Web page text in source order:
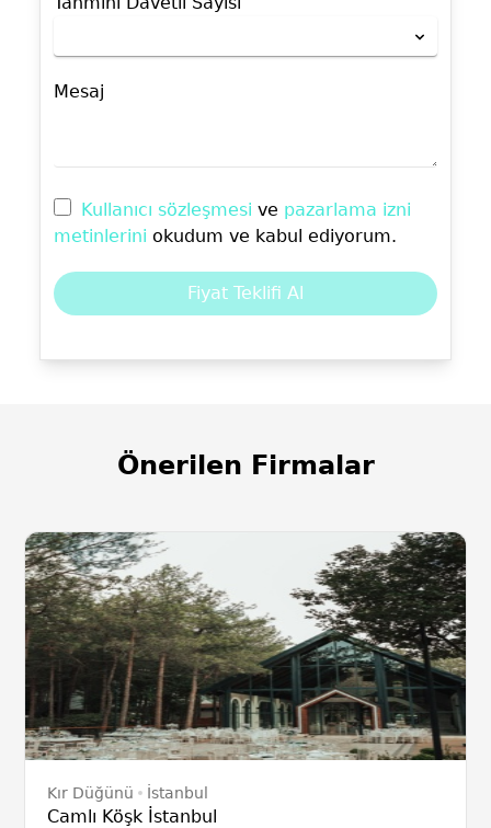
Mesaj
Kullanıcı sözleşmesi ve pazarlama izni
metinlerini okudum ve kabul ediyorum.
Fiyat Teklifi Al
Önerilen Firmalar
Kır Düğünü İstanbul
Camlı Köşk İstanbul